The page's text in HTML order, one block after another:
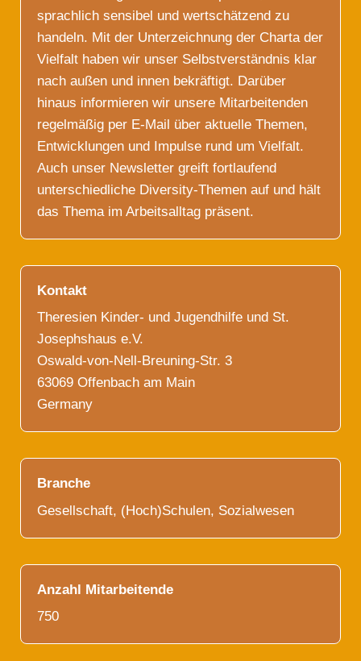
sprachlich sensibel und wertschätzend zu
handeln. Mit der Unterzeichnung der Charta der
Vielfalt haben wir unser Selbstverständnis klar
nach außen und innen bekräftigt. Darüber
hinaus informieren wir unsere Mitarbeitenden
regelmäßig per E-Mail über aktuelle Themen,
Entwicklungen und Impulse rund um Vielfalt.
Auch unser Newsletter greift fortlaufend
unterschiedliche Diversity-Themen auf und hält
das Thema im Arbeitsalltag präsent.
Kontakt
Theresien Kinder- und Jugendhilfe und St.
Josephshaus e.V.
Oswald-von-Nell-Breuning-Str. 3
63069 Offenbach am Main
Germany
Branche
Gesellschaft, (Hoch)Schulen, Sozialwesen
Anzahl Mitarbeitende
750